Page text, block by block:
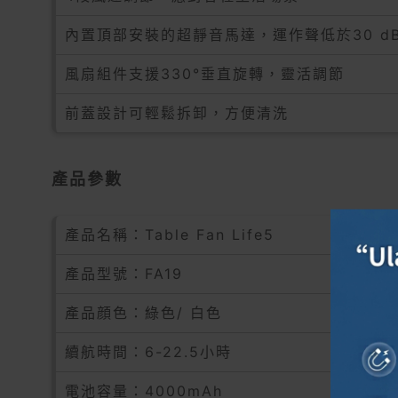
內置頂部安裝的超靜音馬達，運作聲低於30
風扇組件支援330°垂直旋轉，靈活調節
前蓋設計可輕鬆拆卸，方便清洗
產品參數
產品名稱：Table Fan Life5
產品型號：FA19
產品顔色：綠色/ 白色
續航時間：6-22.5小時
電池容量：4000mAh